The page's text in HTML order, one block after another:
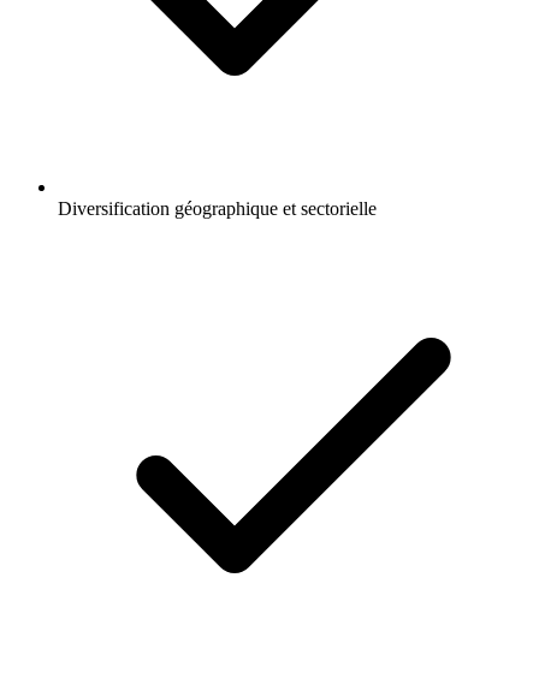
Diversification géographique et sectorielle